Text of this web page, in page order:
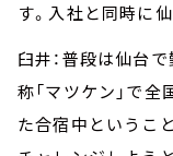
す。入社と同時に
臼井：普段は仙台
称「マツケン」で
た合宿中というこ